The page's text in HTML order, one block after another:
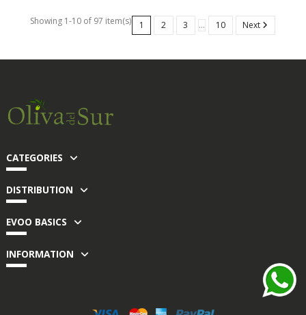
Showing 1-10 of 97 item(s) 1 2 3 … 10 Next
CATEGORIES
DISTRIBUTION
EVOO BASICS
INFORMATION